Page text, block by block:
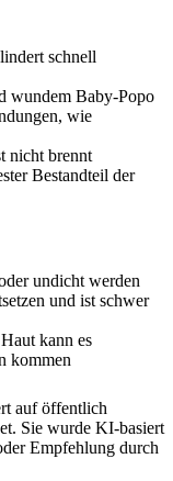
schnell
wundem Baby-Popo
wie
nicht brennt
Bestandteil der
undicht werden
und ist schwer
kann es
kommen
auf öffentlich
Sie wurde KI-basiert
Empfehlung durch